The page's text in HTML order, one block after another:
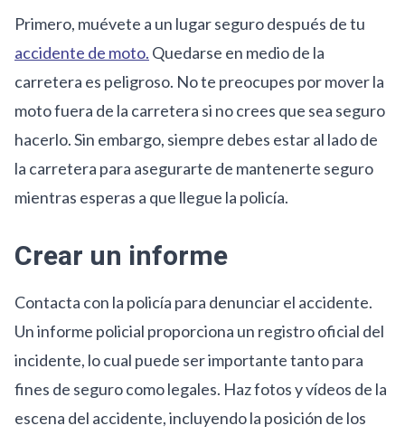
Primero, muévete a un lugar seguro después de tu
accidente de moto. Quedarse en medio de la
carretera es peligroso. No te preocupes por mover la
moto fuera de la carretera si no crees que sea seguro
hacerlo. Sin embargo, siempre debes estar al lado de
la carretera para asegurarte de mantenerte seguro
mientras esperas a que llegue la policía.
Crear un informe
Contacta con la policía para denunciar el accidente.
Un informe policial proporciona un registro oficial del
incidente, lo cual puede ser importante tanto para
fines de seguro como legales. Haz fotos y vídeos de la
escena del accidente, incluyendo la posición de los